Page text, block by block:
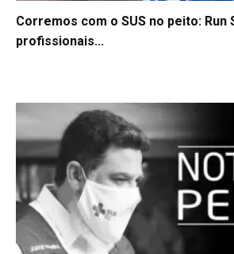
Corremos com o SUS no peito: Run
profissionais...